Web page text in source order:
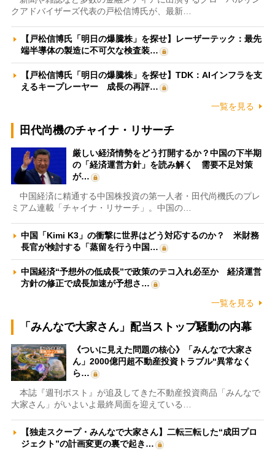
クアドバイザーズ代表の戸松信博氏が、最新…
【戸松信博氏「明日の爆騰株」を探せ】レーザーテック：最先
端半導体の製造に不可欠な検査装…
【戸松信博氏「明日の爆騰株」を探せ】TDK：AIインフラを支
えるキープレーヤー 成長の再評…
一覧を見る
田代尚機のチャイナ・リサーチ
厳しい経済情勢をどう打開するか？中国の下半期
の「経済運営方針」を読み解く 需要不足対策
が…
中国経済に精通する中国株投資の第一人者・田代尚機氏のプレ
ミアム連載「チャイナ・リサーチ」。中国の…
中国「Kimi K3」の衝撃に世界はどう対応するのか？ 米財務
長官が検討する「蒸留を行う中国…
中国経済“予想外の低成長”で政策のテコ入れ必至か 経済運営
方針の修正で成長加速が予想さ…
一覧を見る
「みんなで大家さん」配当ストップ騒動の内幕
《ついに見えた問題の核心》「みんなで大家さ
ん」2000億円超不動産投資トラブル“異常なく
ら…
本誌『週刊ポスト』が追及してきた不動産投資商品「みんなで
大家さん」がいよいよ最終局面を迎えている…
【独走スクープ・みんなで大家さん】二転三転した“成田プロ
ジェクト”の計画変更の裏で起き…